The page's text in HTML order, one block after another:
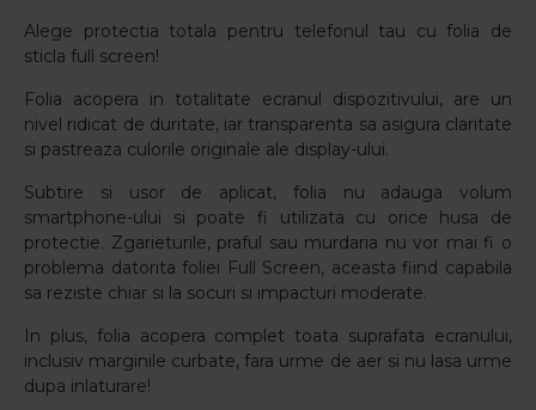
Alege protectia totala pentru telefonul tau cu folia de
sticla full screen!
Folia acopera in totalitate ecranul dispozitivului, are un
nivel ridicat de duritate, iar transparenta sa asigura claritate
si pastreaza culorile originale ale display-ului.
Subtire si usor de aplicat, folia nu adauga volum
smartphone-ului si poate fi utilizata cu orice husa de
protectie. Zgarieturile, praful sau murdaria nu vor mai fi o
problema datorita foliei Full Screen, aceasta fiind capabila
sa reziste chiar si la socuri si impacturi moderate.
In plus, folia acopera complet toata suprafata ecranului,
inclusiv marginile curbate, fara urme de aer si nu lasa urme
dupa inlaturare!